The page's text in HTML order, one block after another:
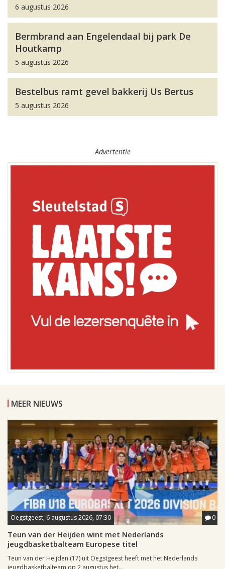
6 augustus 2026
Bermbrand aan Engelendaal bij park De
Houtkamp
5 augustus 2026
Bestelbus ramt gevel bakkerij Us Bertus
5 augustus 2026
Advertentie
MEER NIEUWS
Oegstgeest, 6 augustus 2026, 07:30 0
Teun van der Heijden wint met Nederlands
jeugdbasketbalteam Europese titel
Teun van der Heijden (17) uit Oegstgeest heeft met het Nederlands